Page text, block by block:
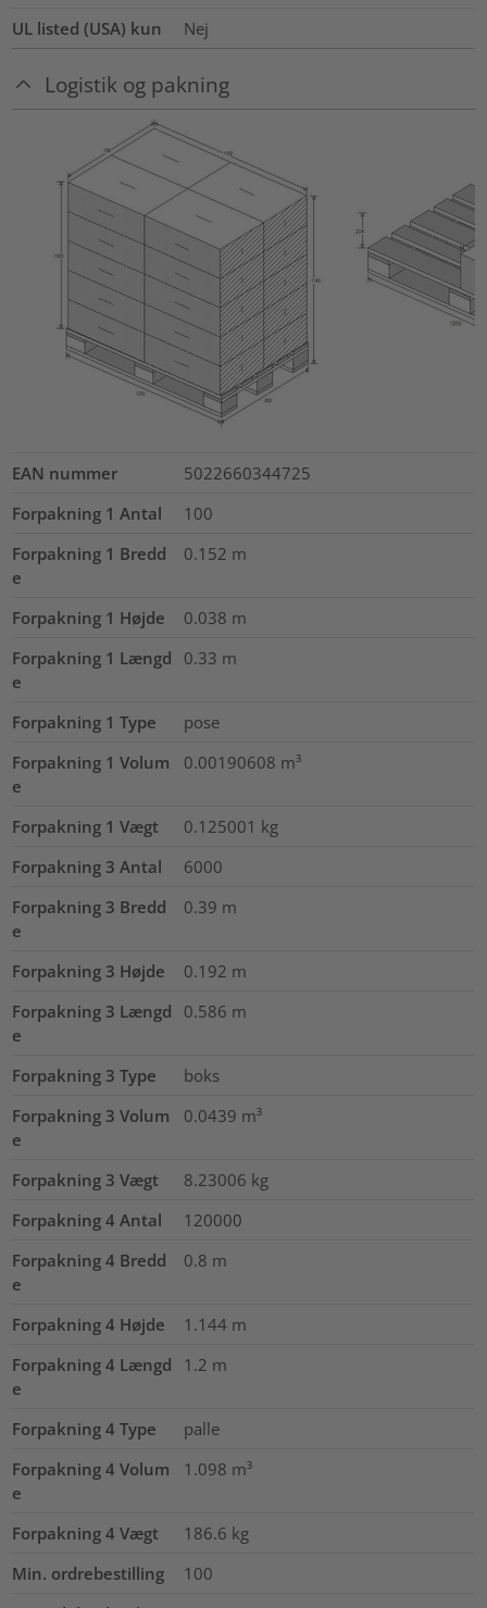
UL listed (USA) kun
Nej
Logistik og pakning
EAN nummer
5022660344725
Forpakning 1 Antal
100
Forpakning 1 Bredd
e
0.152 m
Forpakning 1 Højde 0.038 m
Forpakning 1 Længd
e
0.33 m
Forpakning 1 Type
pose
Forpakning 1 Volum
e
0.00190608 m³
Forpakning 1 Vægt 0.125001 kg
Forpakning 3 Antal
6000
Forpakning 3 Bredd
e
0.39 m
Forpakning 3 Højde 0.192 m
Forpakning 3 Længd
e
0.586 m
Forpakning 3 Type
boks
Forpakning 3 Volum
e
0.0439 m³
Forpakning 3 Vægt 8.23006 kg
Forpakning 4 Antal
120000
Forpakning 4 Bredd
e
0.8 m
Forpakning 4 Højde 1.144 m
Forpakning 4 Længd
e
1.2 m
Forpakning 4 Type
palle
Forpakning 4 Volum
e
1.098 m³
Forpakning 4 Vægt 186.6 kg
Min. ordrebestilling
100